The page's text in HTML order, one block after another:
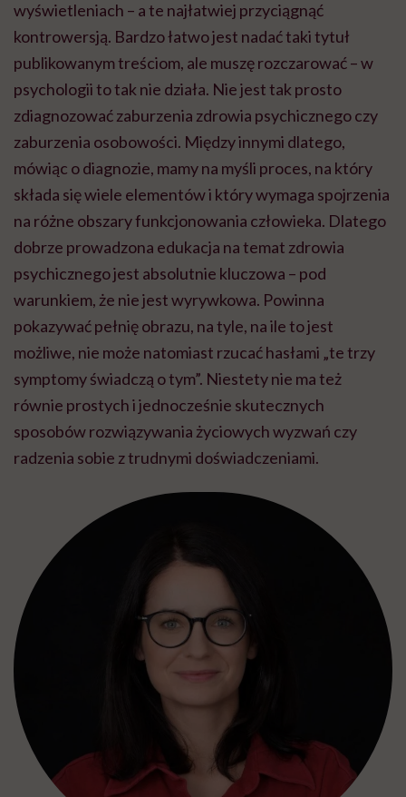
wyświetleniach – a te najłatwiej przyciągnąć
kontrowersją. Bardzo łatwo jest nadać taki tytuł
publikowanym treściom, ale muszę rozczarować – w
psychologii to tak nie działa. Nie jest tak prosto
zdiagnozować zaburzenia zdrowia psychicznego czy
zaburzenia osobowości. Między innymi dlatego,
mówiąc o diagnozie, mamy na myśli proces, na który
składa się wiele elementów i który wymaga spojrzenia
na różne obszary funkcjonowania człowieka. Dlatego
dobrze prowadzona edukacja na temat zdrowia
psychicznego jest absolutnie kluczowa – pod
warunkiem, że nie jest wyrywkowa. Powinna
pokazywać pełnię obrazu, na tyle, na ile to jest
możliwe, nie może natomiast rzucać hasłami „te trzy
symptomy świadczą o tym”. Niestety nie ma też
równie prostych i jednocześnie skutecznych
sposobów rozwiązywania życiowych wyzwań czy
radzenia sobie z trudnymi doświadczeniami.